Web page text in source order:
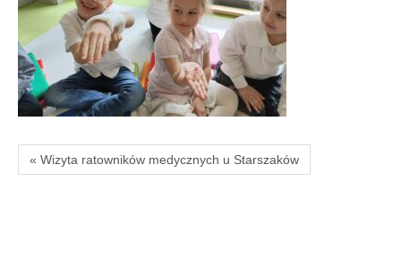
« Wizyta ratowników medycznych u Starszaków